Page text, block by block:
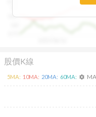
0.85
股價K線
5MA: 10MA: 20MA: 60MA: settings